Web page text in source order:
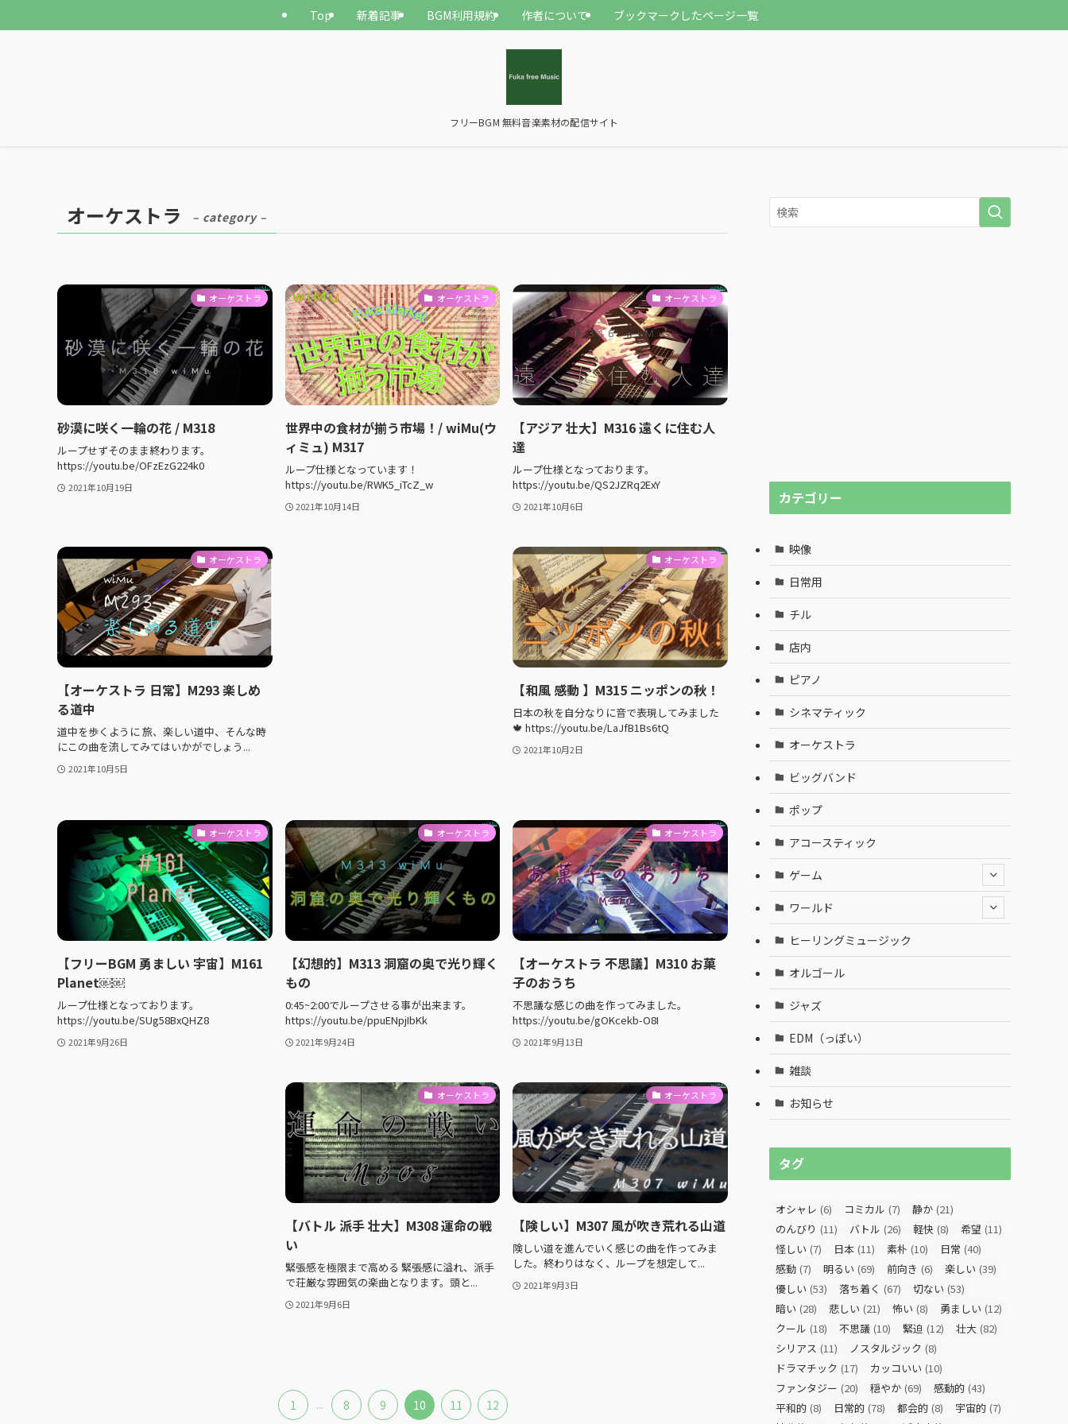
フリーBGM 無料音楽素材の配信サイト
Top 新着記事 BGM利用規約 作者について ブックマークしたページ一覧
オーケストラ – category –
オーケストラ
砂漠に咲く一輪の花 / M318
ループせずそのまま終わります。
https://youtu.be/OFzEzG224k0
2021年10月19日
オーケストラ
世界中の食材が揃う市場！/ wiMu(ウ
ィミュ) M317
ループ仕様となっています！
https://youtu.be/RWK5_iTcZ_w
2021年10月14日
オーケストラ
【アジア 壮大】M316 遠くに住む人
達
ループ仕様となっております。
https://youtu.be/QS2JZRq2ExY
2021年10月6日
オーケストラ
【オーケストラ 日常】M293 楽しめ
る道中
道中を歩くように 旅、楽しい道中、そんな時
にこの曲を流してみてはいかがでしょう...
2021年10月5日
オーケストラ
【和風 感動 】M315 ニッポンの秋！
日本の秋を自分なりに音で表現してみました
🍁 https://youtu.be/LaJfB1Bs6tQ
2021年10月2日
オーケストラ
【フリーBGM 勇ましい 宇宙】M161
Planet￼￼
ループ仕様となっております。
https://youtu.be/SUg58BxQHZ8
2021年9月26日
オーケストラ
【幻想的】M313 洞窟の奥で光り輝く
もの
0:45~2:00でループさせる事が出来ます。
https://youtu.be/ppuENpjIbKk
2021年9月24日
オーケストラ
【オーケストラ 不思議】M310 お菓
子のおうち
不思議な感じの曲を作ってみました。
https://youtu.be/gOKcekb-O8I
2021年9月13日
オーケストラ
【バトル 派手 壮大】M308 運命の戦
い
緊張感を極限まで高める 緊張感に溢れ、派手
で荘厳な雰囲気の楽曲となります。頭と...
2021年9月6日
オーケストラ
【険しい】M307 風が吹き荒れる山道
険しい道を進んでいく感じの曲を作ってみま
した。終わりはなく、ループを想定して...
2021年9月3日
1 ... 8 9 10 11 12
カテゴリー
映像
日常用
チル
店内
ピアノ
シネマティック
オーケストラ
ビッグバンド
ポップ
アコースティック
ゲーム
ワールド
ヒーリングミュージック
オルゴール
ジャズ
EDM（っぽい）
雑談
お知らせ
タグ
オシャレ (6) コミカル (7) 静か (21)
のんびり (11) バトル (26) 軽快 (8) 希望 (11)
怪しい (7) 日本 (11) 素朴 (10) 日常 (40)
感動 (7) 明るい (69) 前向き (6) 楽しい (39)
優しい (53) 落ち着く (67) 切ない (53)
暗い (28) 悲しい (21) 怖い (8) 勇ましい (12)
クール (18) 不思議 (10) 緊迫 (12) 壮大 (82)
シリアス (11) ノスタルジック (8)
ドラマチック (17) カッコいい (10)
ファンタジー (20) 穏やか (69) 感動的 (43)
平和的 (8) 日常的 (78) 都会的 (8) 宇宙的 (7)